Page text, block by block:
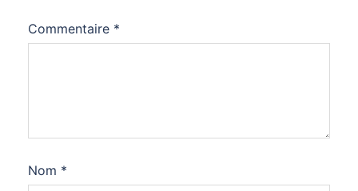
Commentaire *
Nom *